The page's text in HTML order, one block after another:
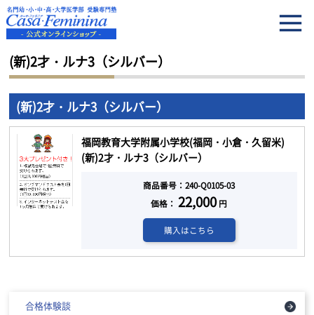
HOME (新)2才・ルナ3（シルバー）
(新)2才・ルナ3（シルバー）
(新)2才・ルナ3（シルバー）
福岡教育大学附属小学校(福岡・小倉・久留米)
(新)2才・ルナ3（シルバー）
商品番号：240-Q0105-03
価格：22,000円
購入はこちら
合格体験談